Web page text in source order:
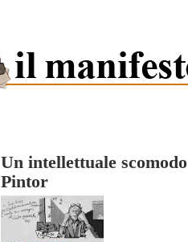
Un intellettuale scomodo
Pintor